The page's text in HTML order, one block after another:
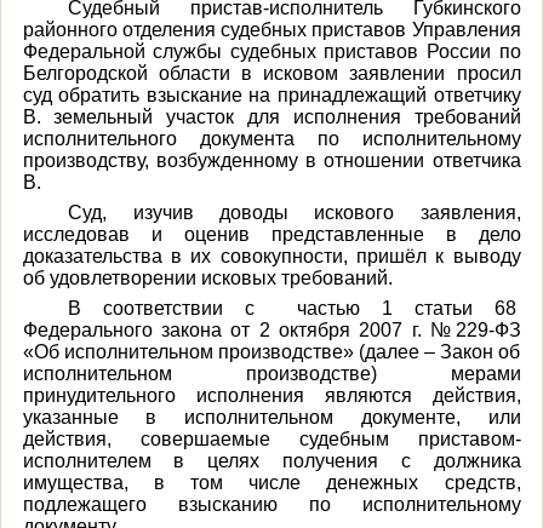
Судебный пристав-исполнитель Губкинского
районного отделения судебных приставов Управления
Федеральной службы судебных приставов России по
Белгородской области в исковом заявлении просил
суд обратить взыскание на принадлежащий ответчику
В. земельный участок для исполнения требований
исполнительного документа по исполнительному
производству, возбужденному в отношении ответчика
В.
Суд, изучив доводы искового заявления,
исследовав и оценив представленные в дело
доказательства в их совокупности, пришёл к выводу
об удовлетворении исковых требований.
В соответствии с частью 1 статьи 68
Федерального закона от 2 октября 2007 г. №229-ФЗ
«Об исполнительном производстве» (далее – Закон об
исполнительном производстве) мерами
принудительного исполнения являются действия,
указанные в исполнительном документе, или
действия, совершаемые судебным приставом-
исполнителем в целях получения с должника
имущества, в том числе денежных средств,
подлежащего взысканию по исполнительному